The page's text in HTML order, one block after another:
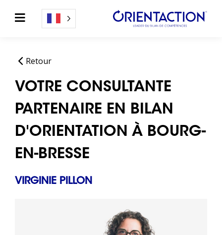
Retour
VOTRE CONSULTANTE
PARTENAIRE EN BILAN
D'ORIENTATION À BOURG-
EN-BRESSE
VIRGINIE PILLON